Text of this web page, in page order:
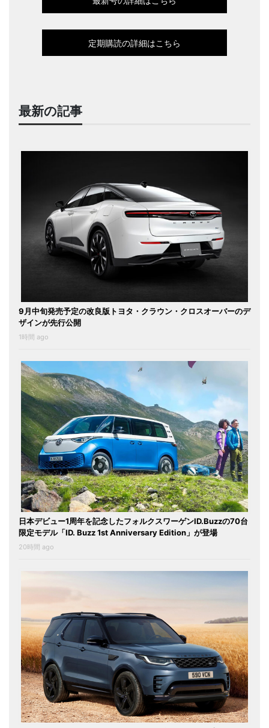
定期購読の詳細はこちら
最新の記事
9月中旬発売予定の改良版トヨタ・クラウン・クロスオーバーのデ
ザインが先行公開
1時間 ago
日本デビュー1周年を記念したフォルクスワーゲンID.Buzzの70台
限定モデル「ID. Buzz 1st Anniversary Edition」が登場
20時間 ago